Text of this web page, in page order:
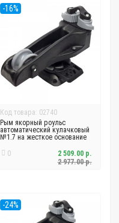
-16%
Код товара: 02740
Рым якорный роульс
автоматический кулачковый
№1.7 на жесткое основание
0
2 977.00 р.
2 509.00 р.
-24%